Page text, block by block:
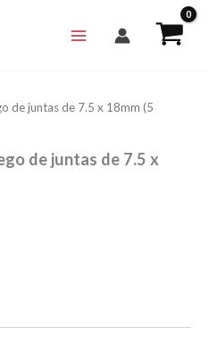
de juntas de 7.5 x 18mm (5
de juntas de 7.5 x